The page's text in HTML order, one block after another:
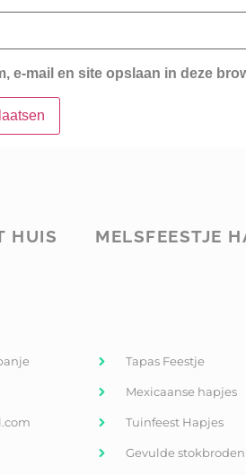
e-mail en site opslaan in deze
HUIS MELSFEESTJE
Tapas Feestje
Mexicaanse hapjes
Tuinfeest Hapjes
Gevulde stokbroden